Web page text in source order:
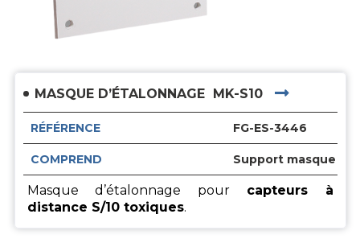
MASQUE D’ÉTALONNAGE MK-S10
RÉFÉRENCE
COMPREND
FG-ES-3446
Support masque S/
Masque d’étalonnage pour capteurs à
distance S/10 toxiques.